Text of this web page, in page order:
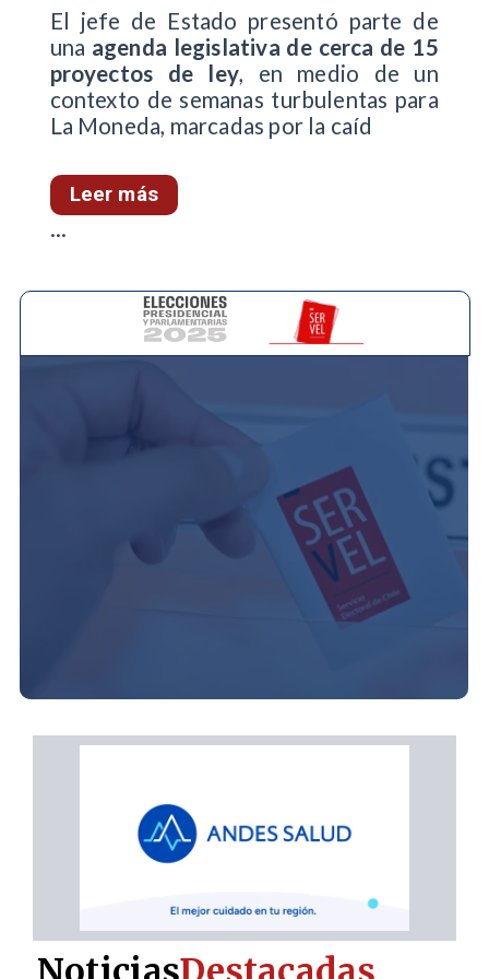
El jefe de Estado presentó parte de
una agenda legislativa de cerca de 15
proyectos de ley, en medio de un
contexto de semanas turbulentas para
La Moneda, marcadas por la caíd
Leer más
...